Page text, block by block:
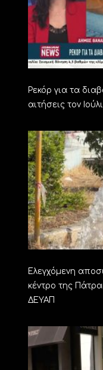
Ρεκόρ για τα
αιτήσεις τον
Ελεγχόμενη
κέντρο της
ΔΕΥΑΠ